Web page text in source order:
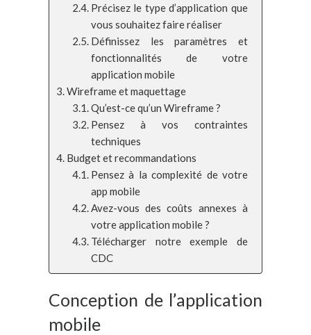
Précisez le type d’application que
vous souhaitez faire réaliser
Définissez les paramètres et
fonctionnalités de votre
application mobile
Wireframe et maquettage
Qu’est-ce qu’un Wireframe ?
Pensez à vos contraintes
techniques
Budget et recommandations
Pensez à la complexité de votre
app mobile
Avez-vous des coûts annexes à
votre application mobile ?
Télécharger notre exemple de
CDC
Conception de l’application
mobile